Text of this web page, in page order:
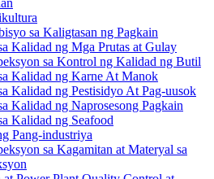
sa Kaligtasan ng Pagkain
Kalidad ng Mga Prutas at Gulay
sa Kontrol ng Kalidad ng Butil
Kalidad ng Karne At Manok
Kalidad ng Pestisidyo At Pag-uusok
Kalidad ng Naprosesong Pagkain
Kalidad ng Seafood
Pang-industriya
sa Kagamitan at Materyal sa